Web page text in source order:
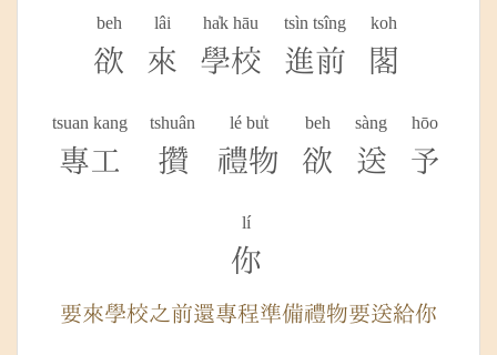
beh
欲
lâi
來
ha̍k hāu
學校
tsìn tsîng
進前
koh
閣
tsuan kang
專工
tshuân
攢
lé bu̍t
禮物
beh
欲
sàng
送
hōo
予
lí
你
要來學校之前還專程準備禮物要送給你